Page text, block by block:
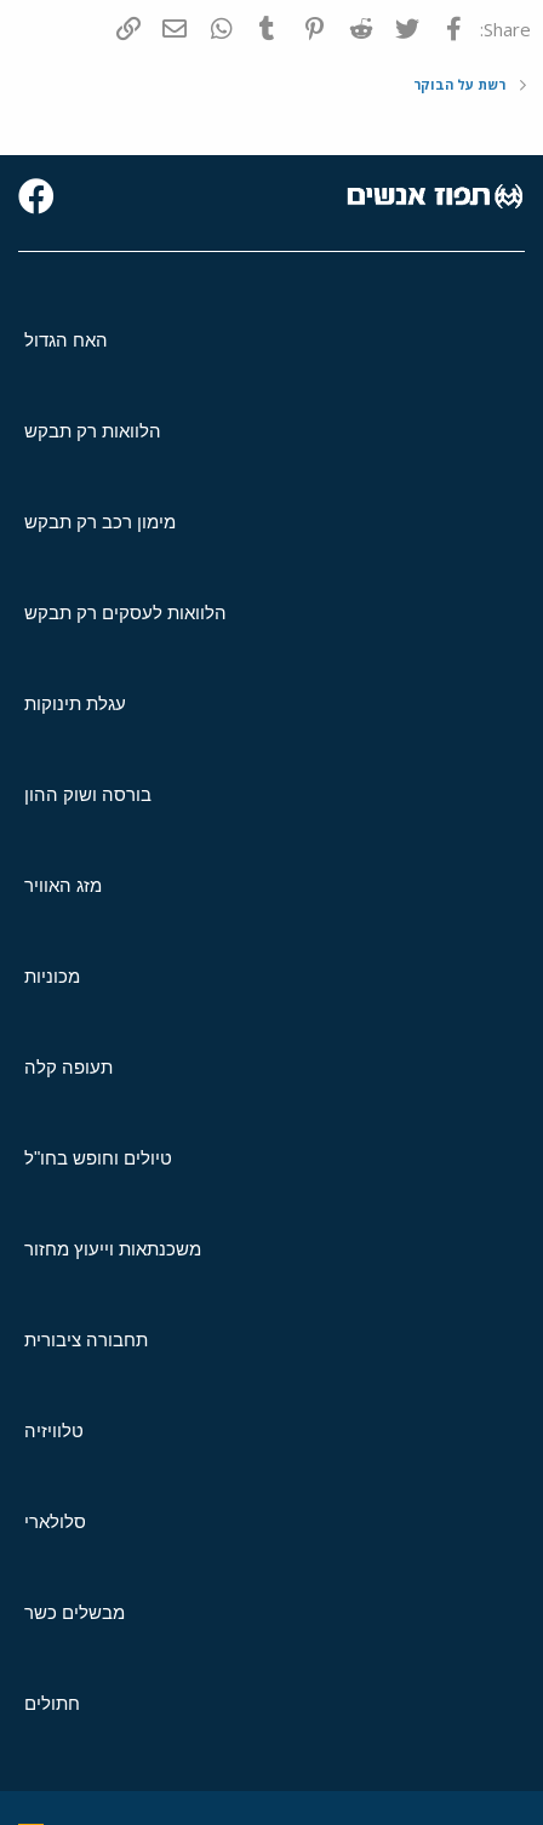
Share: פייסבוק Twitter
Reddit
Pinterest
Tumblr
WhatsAppדואר אלקטרוני
רשת על הבוקר
האח הגדול
הלוואות רק תבקש
מימון רכב רק תבקש
הלוואות לעסקים רק תבקש
עגלת תינוקות
בורסה ושוק ההון
מזג האוויר
מכוניות
תעופה קלה
טיולים וחופש בחו"ל
משכנתאות וייעוץ מחזור
תחבורה ציבורית
טלוויזיה
סלולארי
מבשלים כשר
חתולים